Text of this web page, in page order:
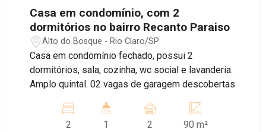
Casa em condomínio, com 2
dormitórios no bairro Recanto Paraiso
Alto do Bosque - Rio Claro/SP
Casa em condomínio fechado, possui 2
dormitórios, sala, cozinha, wc social e lavanderia.
Amplo quintal. 02 vagas de garagem descobertas
2 1 2 90 m²